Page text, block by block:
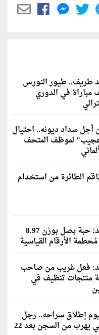
طريف.. طيور النورس
مباراة في الدوري
أجل سداد ديونه.. احتيال
لموظف المتحف
الطائرة من استخدام
شاهد: حبة بصل بوزن 8.97
الأرقام القياسية
فعل غريب من صاحب
منتجات تنظيف في
إطلاق سراحه.. رجل
روسي يهرب من السجن بعد 22